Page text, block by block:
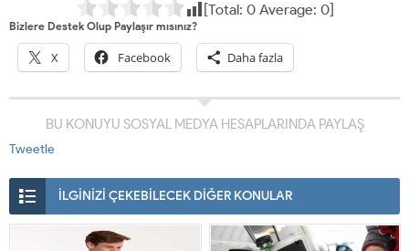
[Total: 0Average: 0]
Bizlere Destek Olup Paylaşır mısınız?
X Facebook Daha fazla
BU KONUYU SOSYAL MEDYA HESAPLARINDA PAYLAŞ
Tweetle
İLGİNİZİ ÇEKEBİLECEK DİĞER KONULAR